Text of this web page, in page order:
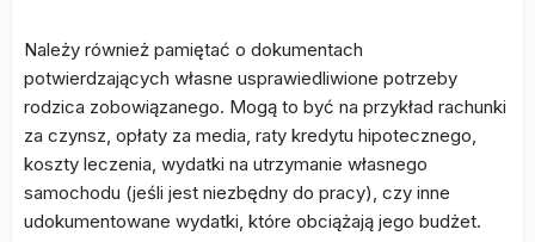
Należy również pamiętać o dokumentach
potwierdzających własne usprawiedliwione potrzeby
rodzica zobowiązanego. Mogą to być na przykład rachunki
za czynsz, opłaty za media, raty kredytu hipotecznego,
koszty leczenia, wydatki na utrzymanie własnego
samochodu (jeśli jest niezbędny do pracy), czy inne
udokumentowane wydatki, które obciążają jego budżet.